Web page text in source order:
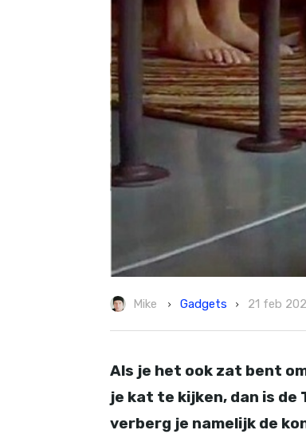
Mike Gadgets 21 feb
Als je het ook zat bent
je kat te kijken, dan is de
verberg je namelijk de